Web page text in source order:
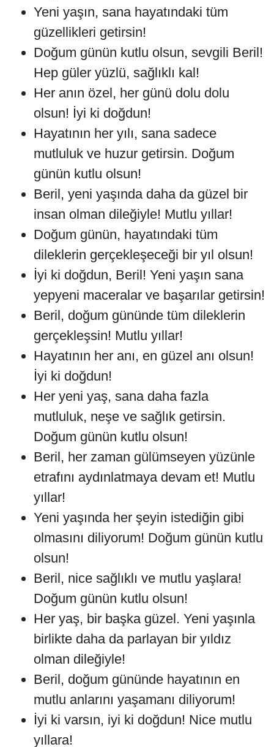
Yeni yaşın, sana hayatındaki tüm
güzellikleri getirsin!
Doğum günün kutlu olsun, sevgili Beril!
Hep güler yüzlü, sağlıklı kal!
Her anın özel, her günü dolu dolu
olsun! İyi ki doğdun!
Hayatının her yılı, sana sadece
mutluluk ve huzur getirsin. Doğum
günün kutlu olsun!
Beril, yeni yaşında daha da güzel bir
insan olman dileğiyle! Mutlu yıllar!
Doğum günün, hayatındaki tüm
dileklerin gerçekleşeceği bir yıl olsun!
İyi ki doğdun, Beril! Yeni yaşın sana
yepyeni maceralar ve başarılar getirsin!
Beril, doğum gününde tüm dileklerin
gerçekleşsin! Mutlu yıllar!
Hayatının her anı, en güzel anı olsun!
İyi ki doğdun!
Her yeni yaş, sana daha fazla
mutluluk, neşe ve sağlık getirsin.
Doğum günün kutlu olsun!
Beril, her zaman gülümseyen yüzünle
etrafını aydınlatmaya devam et! Mutlu
yıllar!
Yeni yaşında her şeyin istediğin gibi
olmasını diliyorum! Doğum günün kutlu
olsun!
Beril, nice sağlıklı ve mutlu yaşlara!
Doğum günün kutlu olsun!
Her yaş, bir başka güzel. Yeni yaşınla
birlikte daha da parlayan bir yıldız
olman dileğiyle!
Beril, doğum gününde hayatının en
mutlu anlarını yaşamanı diliyorum!
İyi ki varsın, iyi ki doğdun! Nice mutlu
yıllara!